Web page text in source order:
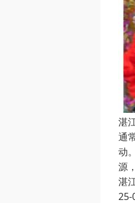
湛
通
动
源
湛
25-